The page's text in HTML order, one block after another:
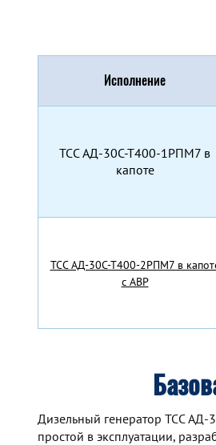
Исполнение
TCC АД-30С-Т400-1РПМ7 в
капоте
TCC АД-30С-Т400-2РПМ7 в
с АВР
Дизельный генератор TCC
простой в эксплуатации,